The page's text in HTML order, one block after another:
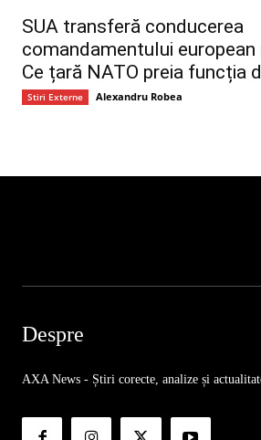
SUA transferă conducerea
comandamentului european
Ce țară NATO preia funcția
Stiri Externe Alexandru Robea
Despre
AXA News - Știri corecte, analize și